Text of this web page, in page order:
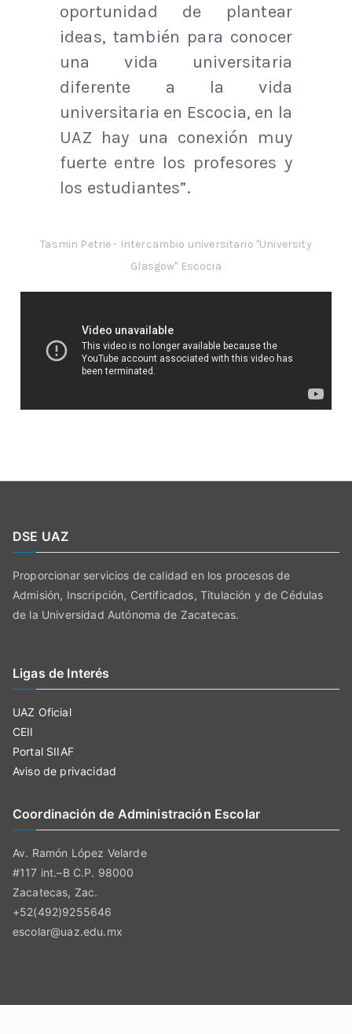
oportunidad de plantear
ideas, también para conocer
una vida universitaria
diferente a la vida
universitaria en Escocia, en la
UAZ hay una conexión muy
fuerte entre los profesores y
los estudiantes”.
Tasmin Petrie - Intercambio universitario "University
Glasgow" Escocia
DSE UAZ
Proporcionar servicios de calidad en los procesos de
Admisión, Inscripción, Certificados, Titulación y de Cédulas
de la Universidad Autónoma de Zacatecas.
Ligas de Interés
UAZ Oficial
CEII
Portal SIIAF
Aviso de privacidad
Coordinación de Administración Escolar
Av. Ramón López Velarde
#117 int.–B C.P. 98000
Zacatecas, Zac.
+52(492)9255646
escolar@uaz.edu.mx